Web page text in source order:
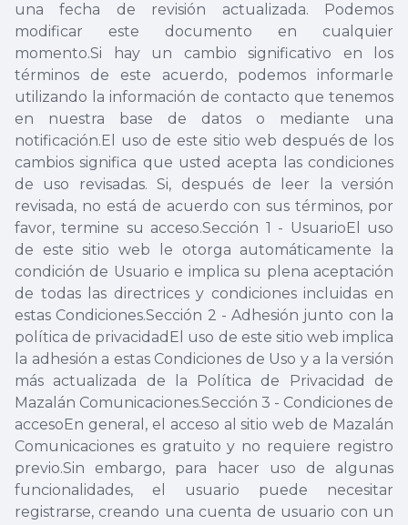
una fecha de revisión actualizada. Podemos
modificar este documento en cualquier
momento.Si hay un cambio significativo en los
términos de este acuerdo, podemos informarle
utilizando la información de contacto que tenemos
en nuestra base de datos o mediante una
notificación.El uso de este sitio web después de los
cambios significa que usted acepta las condiciones
de uso revisadas. Si, después de leer la versión
revisada, no está de acuerdo con sus términos, por
favor, termine su acceso.Sección 1 - UsuarioEl uso
de este sitio web le otorga automáticamente la
condición de Usuario e implica su plena aceptación
de todas las directrices y condiciones incluidas en
estas Condiciones.Sección 2 - Adhesión junto con la
política de privacidadEl uso de este sitio web implica
la adhesión a estas Condiciones de Uso y a la versión
más actualizada de la Política de Privacidad de
Mazalán Comunicaciones.Sección 3 - Condiciones de
accesoEn general, el acceso al sitio web de Mazalán
Comunicaciones es gratuito y no requiere registro
previo.Sin embargo, para hacer uso de algunas
funcionalidades, el usuario puede necesitar
registrarse, creando una cuenta de usuario con un